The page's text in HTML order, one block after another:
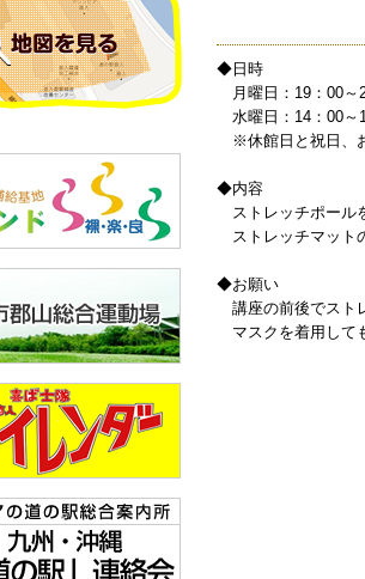
◆日時
月曜日：19：00～
水曜日：14：00～
※休館日と祝日、
◆内容
ストレッチポール
ストレッチマット
◆お願い
講座の前後でスト
マスクを着用して